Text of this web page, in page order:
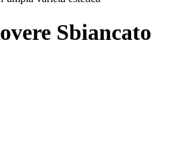
Sbiancato